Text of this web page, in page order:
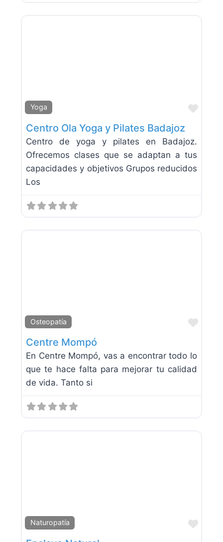
Yoga
Centro Ola Yoga y Pilates Badajoz
Centro de yoga y pilates en Badajoz.
Ofrecemos clases que se adaptan a tus
capacidades y objetivos Grupos reducidos
Los
Osteopatía
Centre Mompó
En Centre Mompó, vas a encontrar todo lo
que te hace falta para mejorar tu calidad
de vida. Tanto si
Naturopatía